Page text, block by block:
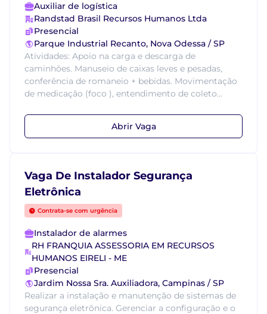
Auxiliar de logística
Randstad Brasil Recursos Humanos Ltda
Presencial
Parque Industrial Recanto, Nova Odessa / SP
Atividades: Apoio na carga e descarga de
caminhões. Manuseio de caixas leves e pesadas,
conferência de romaneio + bebidas. Movimentação
de medicação (foco ), entendimento de coleto...
Abrir Vaga
Vaga De Instalador Segurança
Eletrônica
Contrata-se com urgência
Instalador de alarmes
RH FRANQUIA ASSESSORIA EM RECURSOS
HUMANOS EIRELI - ME
Presencial
Jardim Nossa Sra. Auxiliadora, Campinas / SP
Realizar a instalação e manutenção de sistemas de
segurança eletrônica. Gerenciar a configuração e o